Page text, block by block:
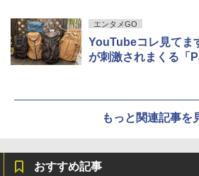
エンタメGO
YouTubeコレ見てま
が刺激されまくる「
もっと関連記事を
おすすめ記事